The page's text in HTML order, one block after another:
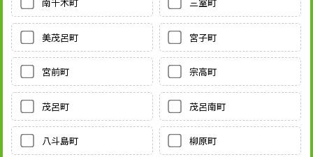
南千木町 三室町
美茂呂町 宮子町
宮前町 宗高町
茂呂町 茂呂南町
八斗島町 柳原町